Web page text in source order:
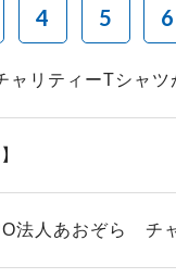
4 5 6
ャリティーTシャツ
法人あおぞら チ